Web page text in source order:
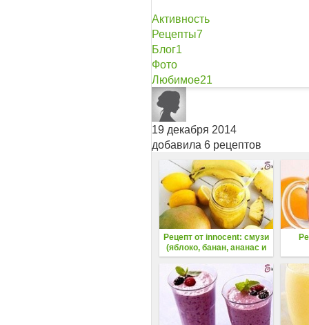
Активность
Рецепты7
Блог1
Фото
Любимое21
19 декабря 2014
добавила 6 рецептов
Рецепт от innocent: смузи
(яблоко, банан, ананас и
лимон)